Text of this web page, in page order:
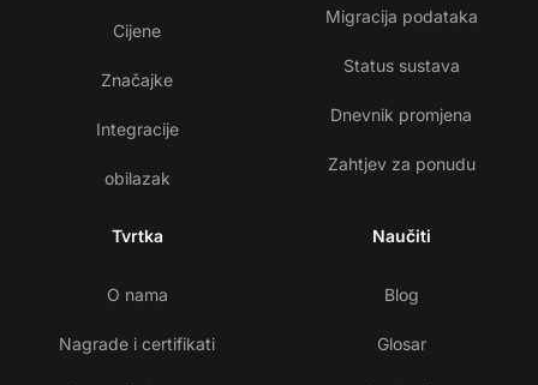
Cijene
Značajke
Integracije
obilazak
Migracija podataka
Status sustava
Dnevnik promjena
Zahtjev za ponudu
Tvrtka
O nama
Nagrade i certifikati
Naučiti
Blog
Glosar